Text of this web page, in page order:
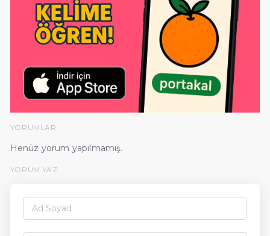
YORUMLAR
Henüz yorum yapılmamış.
YORUM YAZ